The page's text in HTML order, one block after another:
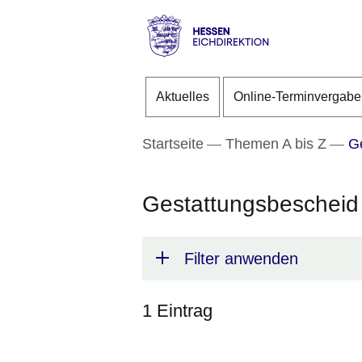
Direkt zum Kopf der
Direkt zum Inhalt
Direkt zum Fuß der
Eichdirektion
Aktuelles Online-Terminvergabe
Startseite Themen A bis Z
Gestattungsbescheid
Filter anwenden
1 Eintrag